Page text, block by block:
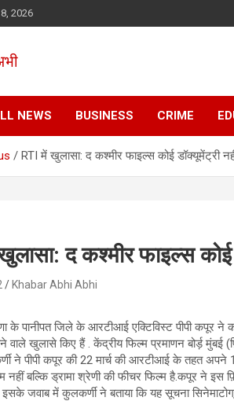
2026
अभी
NEWS BUSINESS CRIME
RTI में खुलासा: द कश्मीर फाइल्स कोई डॉक्यूमेंट्री
द कश्मीर फाइल्स कोई
Khabar Abhi Abhi
के पानीपत जिले के आरटीआई एक्टिविस्ट पीपी कपूर ने
वाले खुलासे किए हैं . केंद्रीय फिल्म प्रमाणन बोर्ड़
ने पीपी कपूर की 22 मार्च की आरटीआई के तहत अपने
नहीं बल्कि ड्रामा श्रेणी की फीचर फिल्म है.कपूर ने इस
इसके जवाब में कुलकर्णी ने बताया कि यह सूचना